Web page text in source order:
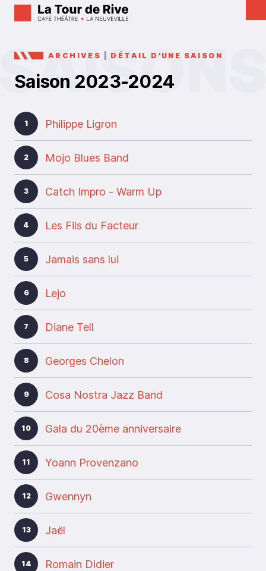
ARCHIVES DÉTAIL D'UNE SAISON
Saison 2023-2024
1 Philippe Ligron
2 Mojo Blues Band
3 Catch Impro - Warm Up
4 Les Fils du Facteur
5 Jamais sans lui
6 Lejo
7 Diane Tell
8 Georges Chelon
9 Cosa Nostra Jazz Band
10 Gala du 20ème anniversaire
11 Yoann Provenzano
12 Gwennyn
13 Jaël
14 Romain Didier